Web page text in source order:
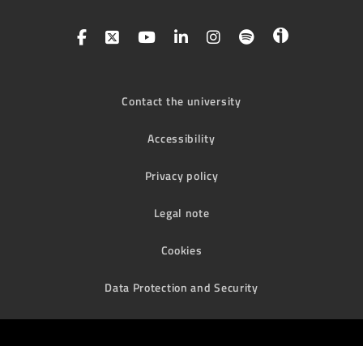
Contact the university
Accessibility
Privacy policy
Legal note
Cookies
Data Protection and Security